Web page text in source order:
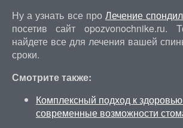
Ну а узнать все проЛечение
посетив сайт opozvonochnike.ru.
найдете все для лечения вашей
сроки.
Смотрите также:
Комплексный подход к
современные возможности